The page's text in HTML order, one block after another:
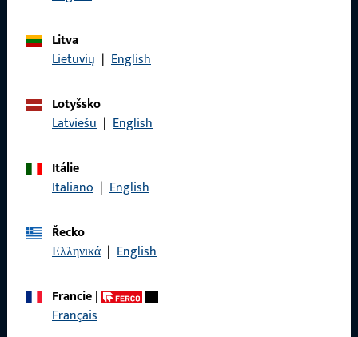
Litva
Lietuvių | English
Lotyšsko
Latviešu | English
Itálie
Italiano | English
Řecko
Ελληνικά | English
Francie|
Français
Rychlý přístup
Produkty